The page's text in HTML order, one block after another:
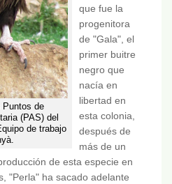
Puntos de
(PAS) del
de trabajo
que fue la
progenitora
de "Gala", el
primer buitre
negro que
nacía en
libertad en
esta colonia,
después de
más de un
de esta especie en
"Perla" ha sacado adelante